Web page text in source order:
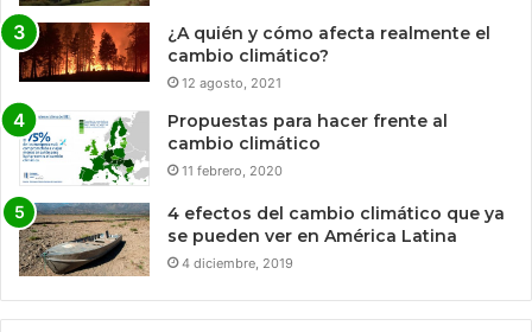
¿A quién y cómo afecta realmente el
cambio climático?
12 agosto, 2021
Propuestas para hacer frente al
cambio climático
11 febrero, 2020
4 efectos del cambio climático que ya
se pueden ver en América Latina
4 diciembre, 2019